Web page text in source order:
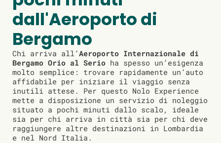
dall'Aeroporto di
Bergamo
Chi arriva all’Aeroporto Internazionale di
Bergamo Orio al Serio ha spesso un’esigenza
molto semplice: trovare rapidamente un’auto
affidabile per iniziare il viaggio senza
inutili attese. Per questo Nolo Experience
mette a disposizione un servizio di noleggio
situato a pochi minuti dallo scalo, ideale
sia per chi arriva in città sia per chi deve
raggiungere altre destinazioni in Lombardia
e nel Nord Italia.